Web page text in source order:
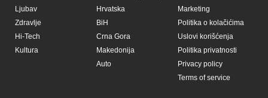
Ljubav
Zdravlje
Hi-Tech
Kultura
Hrvatska
BiH
Crna Gora
Makedonija
Auto
Marketing
Politika o kolačićima
Uslovi korišćenja
Politika privatnosti
Privacy policy
Terms of service